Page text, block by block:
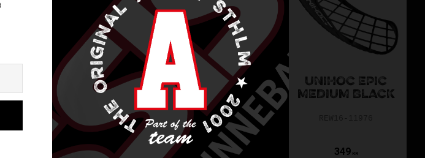
UNIHOC EPIC
FEATHER LIGHT
WHITE
REW16-11985
349
UNIHOC EPIC
HARD WHITE
REW16-11995
349 KR
UNIHOC EPIC
MEDIUM BLACK
349KR